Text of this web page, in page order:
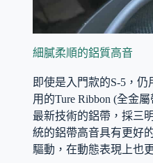
細膩柔順的鋁質高音
即使是入門款的S-5，
用的Ture Ribbon (全金
最新技術的鋁帶，採三
統的鋁帶高音具有更好
驅動，在動態表現上也